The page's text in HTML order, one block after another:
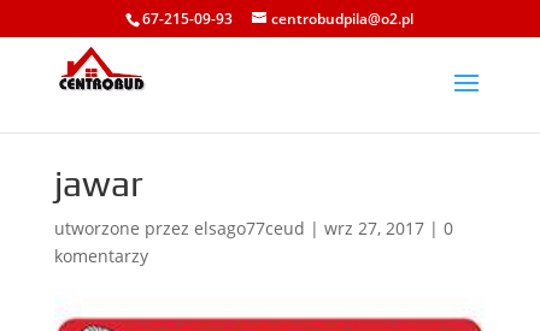
67-215-09-93 centrobudpila@o2.pl
jawar
utworzone przez elsago77ceud | wrz 27, 2017| 0
komentarzy